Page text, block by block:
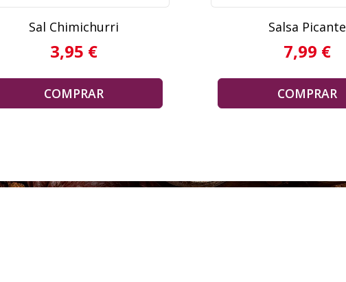
Sal Chimichurri
3,95 €
COMPRAR
Salsa Picante
7,99 €
COMPRAR